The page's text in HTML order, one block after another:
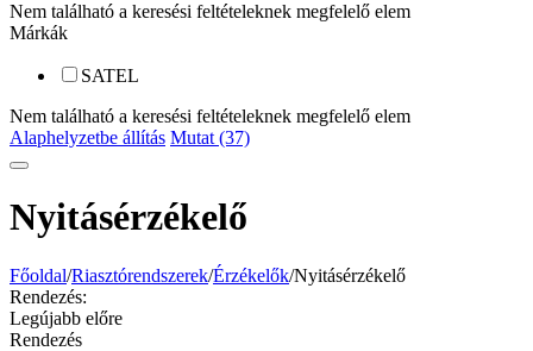
Nem található a keresési feltételeknek megfelelő elem
Márkák
SATEL
Nem található a keresési feltételeknek megfelelő elem
Alaphelyzetbe állítás Mutat (37)
Nyitásérzékelő
Főoldal/Riasztórendszerek/Érzékelők/Nyitásérzékelő
Rendezés:
Legújabb előre
Rendezés